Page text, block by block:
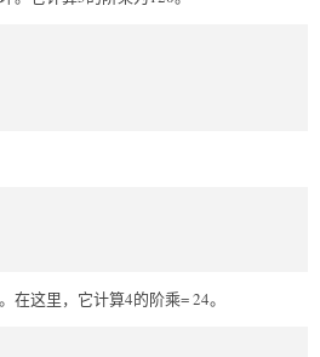
这里，它计算4的阶乘= 24。